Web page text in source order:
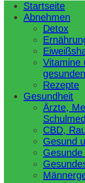
Startseite
Abnehmen
Detox
Vitamine
Rezepte
Gesundheit
Ärzte,
CBD,
Gesund